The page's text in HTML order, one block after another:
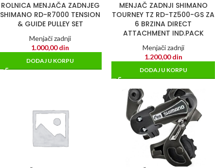
ROLNICA MENJAČA ZADNJEG
SHIMANO RD-R7000 TENSION
& GUIDE PULLEY SET
Menjači zadnji
1.000,00din
DODAJ U KORPU
MENJAČ ZADNJI SHIMANO
TOURNEY TZ RD-TZ500-GS ZA
6 BRZINA DIRECT
ATTACHMENT IND.PACK
Menjači zadnji
1.200,00din
DODAJ U KORPU